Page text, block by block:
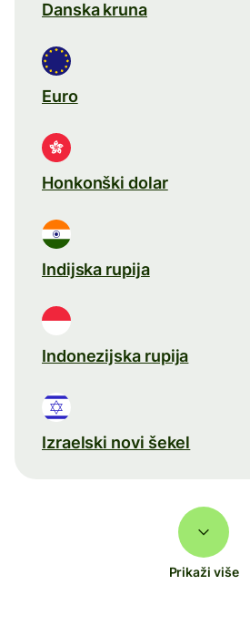
Danska kruna
Euro
Honkonški dolar
Indijska rupija
Indonezijska rupija
Izraelski novi šekel
Prikaži više